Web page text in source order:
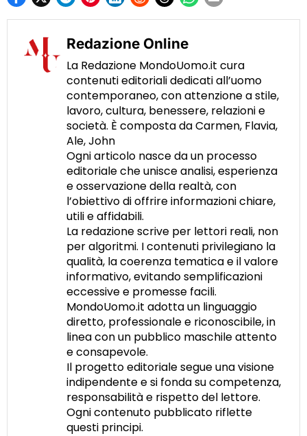
Redazione Online
La Redazione MondoUomo.it cura
contenuti editoriali dedicati all’uomo
contemporaneo, con attenzione a stile,
lavoro, cultura, benessere, relazioni e
società. È composta da Carmen, Flavia,
Ale, John
Ogni articolo nasce da un processo
editoriale che unisce analisi, esperienza
e osservazione della realtà, con
l’obiettivo di offrire informazioni chiare,
utili e affidabili.
La redazione scrive per lettori reali, non
per algoritmi. I contenuti privilegiano la
qualità, la coerenza tematica e il valore
informativo, evitando semplificazioni
eccessive e promesse facili.
MondoUomo.it adotta un linguaggio
diretto, professionale e riconoscibile, in
linea con un pubblico maschile attento
e consapevole.
Il progetto editoriale segue una visione
indipendente e si fonda su competenza,
responsabilità e rispetto del lettore.
Ogni contenuto pubblicato riflette
questi principi.